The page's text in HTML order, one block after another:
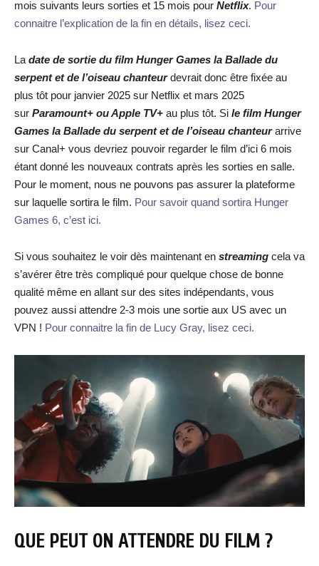
mois suivants leurs sorties et 15 mois pour Netflix. Pour
connaitre l’explication de la fin en détails, lisez ceci.
La date de sortie du film Hunger Games la Ballade du
serpent et de l’oiseau chanteurdevrait donc être fixée au
plus tôt pour janvier 2025 sur Netflix et mars 2025
sur Paramount+ ou Apple TV+ au plus tôt. Si le film Hunger
Games la Ballade du serpent et de l’oiseau chanteurarrive
sur Canal+ vous devriez pouvoir regarder le film d’ici 6 mois
étant donné les nouveaux contrats après les sorties en salle.
Pour le moment, nous ne pouvons pas assurer la plateforme
sur laquelle sortira le film. Pour savoir quand sortira Hunger
Games 6, c’est ici.
Si vous souhaitez le voir dès maintenant en streaming cela va
s’avérer être très compliqué pour quelque chose de bonne
qualité même en allant sur des sites indépendants, vous
pouvez aussi attendre 2-3 mois une sortie aux US avec un
VPN ! Pour connaitre la fin de Lucy Gray, lisez ceci.
QUE PEUT ON ATTENDRE DU FILM ?